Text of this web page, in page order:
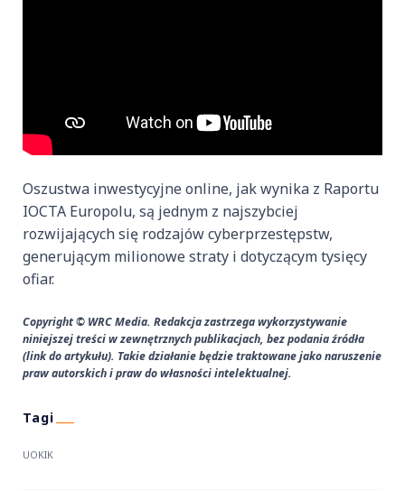
Oszustwa inwestycyjne online, jak wynika z Raportu
IOCTA Europolu, są jednym z najszybciej
rozwijających się rodzajów cyberprzestępstw,
generującym milionowe straty i dotyczącym tysięcy
ofiar.
Copyright © WRC Media. Redakcja zastrzega wykorzystywanie
niniejszej treści w zewnętrznych publikacjach, bez podania źródła
(link do artykułu). Takie działanie będzie traktowane jako naruszenie
praw autorskich i praw do własności intelektualnej.
UOKIK